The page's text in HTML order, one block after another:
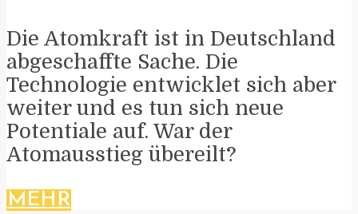
Die Atomkraft ist in Deutschland
abgeschaffte Sache. Die
Technologie entwicklet sich aber
weiter und es tun sich neue
Potentiale auf. War der
Atomausstieg übereilt?
MEHR